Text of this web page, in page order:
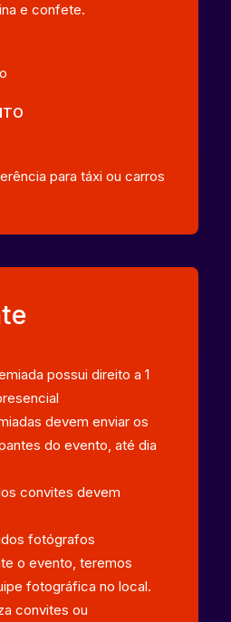
e confete.
para táxi ou carros
possui direito a 1
devem enviar os
do evento, até dia
convites devem
fotógrafos
o evento, teremos
fotográfica no local.
convites ou